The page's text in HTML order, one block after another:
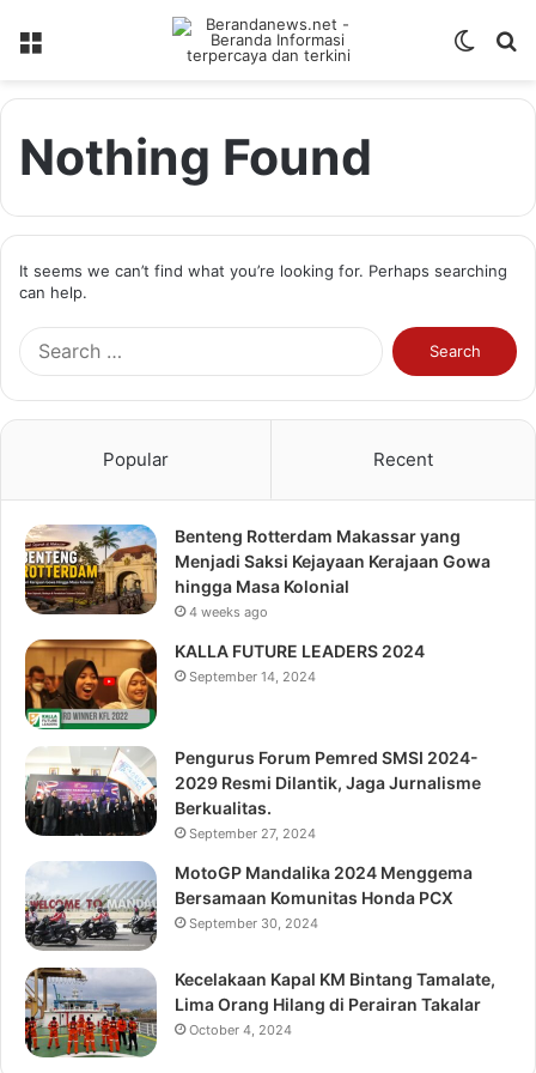
Menu
Switch
Nothing Found
It seems we can’t find what you’re looking for. Perhaps searching
can help.
Search
for:
Popular Recent
Benteng Rotterdam Makassar yang
Menjadi Saksi Kejayaan Kerajaan Gowa
hingga Masa Kolonial
4 weeks ago
KALLA FUTURE LEADERS 2024
September 14, 2024
Pengurus Forum Pemred SMSI 2024-
2029 Resmi Dilantik, Jaga Jurnalisme
Berkualitas.
September 27, 2024
MotoGP Mandalika 2024 Menggema
Bersamaan Komunitas Honda PCX
September 30, 2024
Kecelakaan Kapal KM Bintang Tamalate,
Lima Orang Hilang di Perairan Takalar
October 4, 2024